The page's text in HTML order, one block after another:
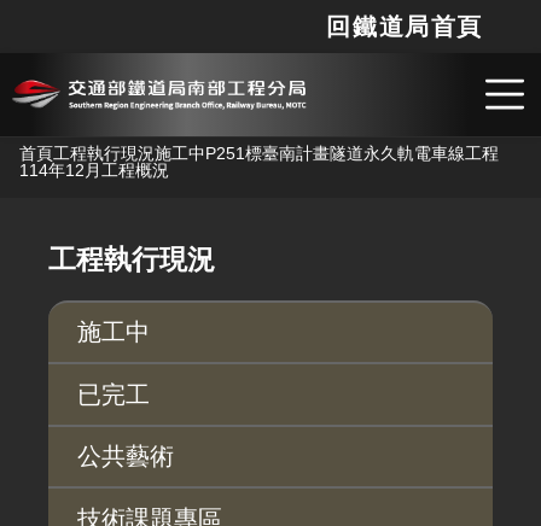
跳到主要內容
回鐵道局首頁
首頁工程執行現況施工中P251標臺南計畫隧道永久軌電車線工程
114年12月工程概況
工程執行現況
施工中
已完工
公共藝術
技術課題專區